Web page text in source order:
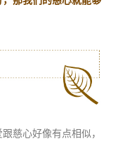
慈心好像有点相似，